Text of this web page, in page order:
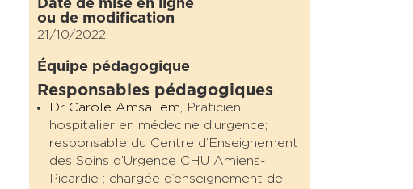
Date de mise en ligne
ou de modification
21/10/2022
Équipe pédagogique
Responsables pédagogiques
Dr Carole Amsallem, Praticien
hospitalier en médecine d’urgence;
responsable du Centre d’Enseignement
des Soins d’Urgence CHU Amiens-
Picardie ; chargée d’enseignement de